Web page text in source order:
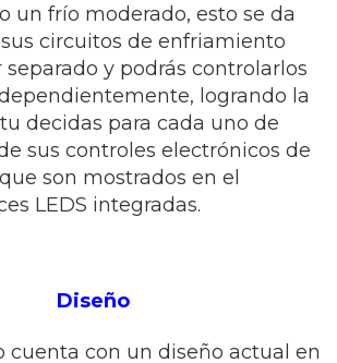
un frío moderado, esto se da
circuitos de enfriamiento
y podrás controlarlos
logrando la
decidas para cada uno de
sus controles electrónicos de
son mostrados en el
LEDS integradas.
Diseño
cuenta con un diseño actual en